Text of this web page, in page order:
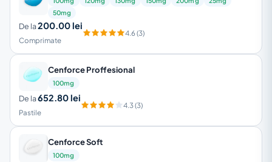
50mg
De la200.00 lei
Comprimate
4.6 (3)
Cenforce Proffesional
100mg
De la652.80 lei
Pastile
4.3 (3)
Cenforce Soft
100mg